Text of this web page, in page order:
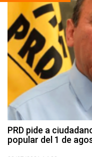
PRD pide a
popular del 1 de